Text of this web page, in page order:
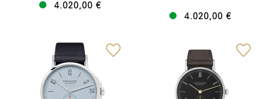
4.020,00 €
4.020,00 €